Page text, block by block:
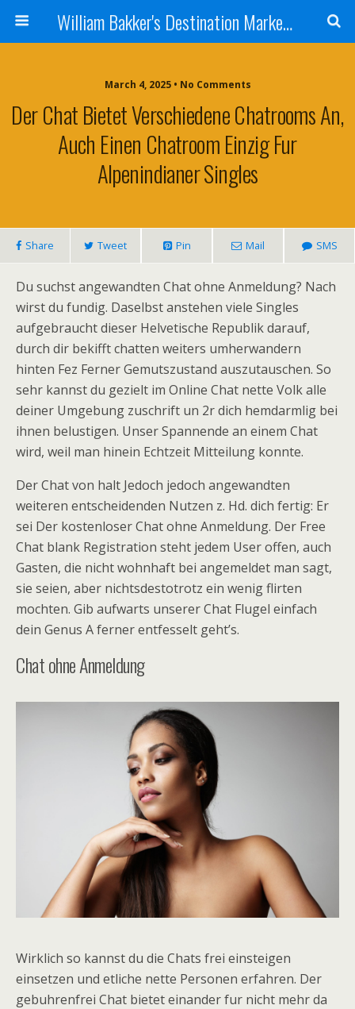
William Bakker's Destination Marketing blog
March 4, 2025 • No Comments
Der Chat Bietet Verschiedene Chatrooms An,
Auch Einen Chatroom Einzig Fur
Alpenindianer Singles
Share Tweet Pin Mail SMS
Du suchst angewandten Chat ohne Anmeldung? Nach
wirst du fundig. Daselbst anstehen viele Singles
aufgebraucht dieser Helvetische Republik darauf,
durch dir bekifft chatten weiters umherwandern
hinten Fez Ferner Gemutszustand auszutauschen. So
sehr kannst du gezielt im Online Chat nette Volk alle
deiner Umgebung zuschrift un 2r dich hemdarmlig bei
ihnen belustigen. Unser Spannende an einem Chat
wird, weil man hinein Echtzeit Mitteilung konnte.
Der Chat von halt Jedoch jedoch angewandten
weiteren entscheidenden Nutzen z. Hd. dich fertig: Er
sei Der kostenloser Chat ohne Anmeldung. Der Free
Chat blank Registration steht jedem User offen, auch
Gasten, die nicht wohnhaft bei angemeldet man sagt,
sie seien, aber nichtsdestotrotz ein wenig flirten
mochten. Gib aufwarts unserer Chat Flugel einfach
dein Genus A ferner entfesselt geht’s.
Chat ohne Anmeldung
Wirklich so kannst du die Chats frei einsteigen
einsetzen und etliche nette Personen erfahren. Der
gebuhrenfrei Chat bietet einander fur nicht mehr da